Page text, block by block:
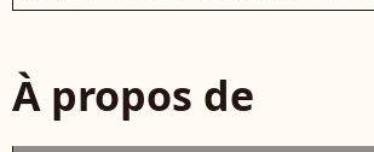
À propos de